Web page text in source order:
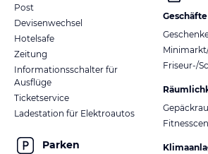
Post
Devisenwechsel
Hotelsafe
Zeitung
Informationsschalter für
Ausflüge
Ticketservice
Ladestation für Elektroautos
Parken
Geschäfte
Friseur-/